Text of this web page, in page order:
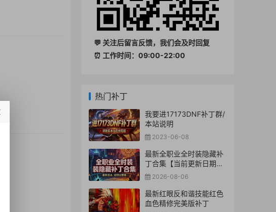
💬 关注后留言反馈，我们会及时回复
⏰ 工作时间：09:00-22:00
热门补丁
我要进17173DNF补丁群/
本站说明
2023-06-08
最新全职业全时装隐藏补
丁合集【当前更新日期：
2026-8-06】
2026-08-06
最新红眼反和谐技能红色
血色精修完美版补丁